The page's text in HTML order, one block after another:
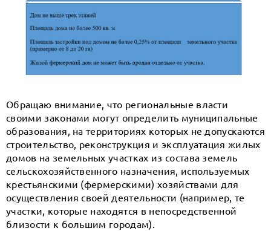
Обращаю внимание, что региональные власти
своими законами могут определить муниципальные
образования, на территориях которых не допускаются
строительство, реконструкция и эксплуатация жилых
домов на земельных участках из состава земель
сельскохозяйственного назначения, используемых
крестьянскими (фермерскими) хозяйствами для
осуществления своей деятельности (например, те
участки, которые находятся в непосредственной
близости к большим городам).